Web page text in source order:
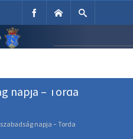
Egyház
napja – Torda
napja – Torda